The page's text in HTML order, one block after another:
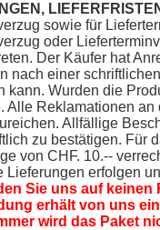
sowie für
oder
Der Käufer hat
nach einer
kann. Wurden die
Alle Reklamationen
Allfällige
zu bestätigen. Für
von CHF. 10.--
Lieferungen erfolgen
Sie uns auf
erhält von uns
wird das Paket